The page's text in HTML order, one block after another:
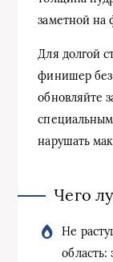
заметной
Для долгой
финишер без
обновляйте
нарушать
Чего
Не